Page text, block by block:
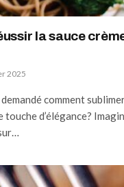
la sauce
2025
comment
d’élégance?